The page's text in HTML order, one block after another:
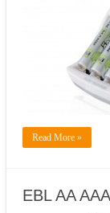
Read More »
EBL AA